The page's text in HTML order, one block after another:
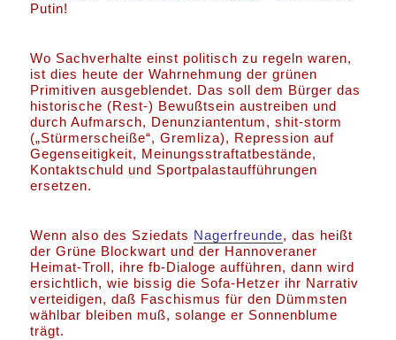
Putin!
Wo Sachverhalte einst politisch zu regeln waren,
ist dies heute der Wahrnehmung der grünen
Primitiven ausgeblendet. Das soll dem Bürger das
historische (Rest-) Bewußtsein austreiben und
durch Aufmarsch, Denunziantentum, shit-storm
(„Stürmerscheiße“, Gremliza), Repression auf
Gegenseitigkeit, Meinungsstraftatbestände,
Kontaktschuld und Sportpalastaufführungen
ersetzen.
Wenn also des Sziedats Nagerfreunde, das heißt
der Grüne Blockwart und der Hannoveraner
Heimat-Troll, ihre fb-Dialoge aufführen, dann wird
ersichtlich, wie bissig die Sofa-Hetzer ihr Narrativ
verteidigen, daß Faschismus für den Dümmsten
wählbar bleiben muß, solange er Sonnenblume
trägt.